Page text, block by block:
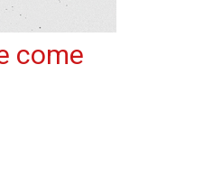
come